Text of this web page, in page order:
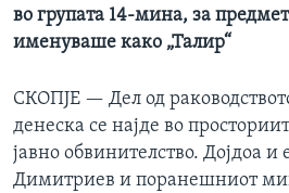
во групата 14-мина, за
именуваше како „Талир“
СКОПЈЕ — Дел од
денеска се најде во
јавно обвинителство. Дојдоа
Димитриев и поранешниот